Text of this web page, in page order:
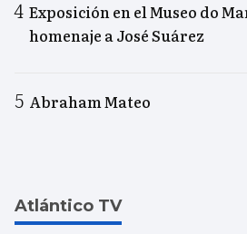
Exposición en el Museo do
homenaje a José Suárez
Abraham Mateo
Atlántico TV